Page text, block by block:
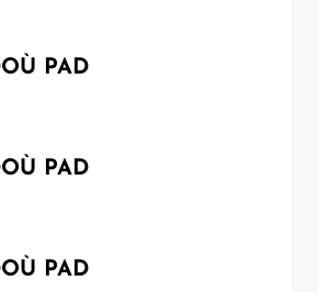
PAD
PAD
PAD